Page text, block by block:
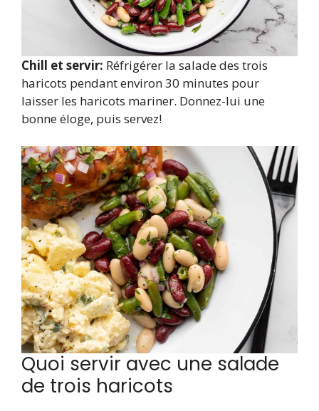
Chill et servir: Réfrigérer la salade des trois
haricots pendant environ 30 minutes pour
laisser les haricots mariner. Donnez-lui une
bonne éloge, puis servez!
Quoi servir avec une salade
de trois haricots